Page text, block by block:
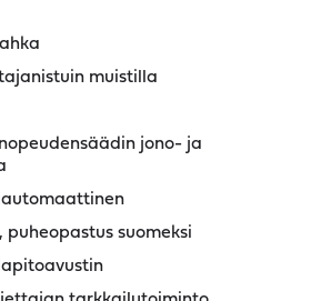
muistilla
jono- ja
puheopastus suomeksi